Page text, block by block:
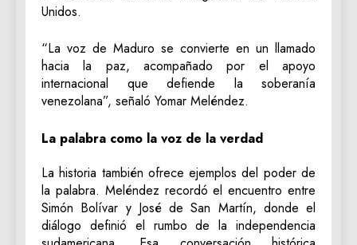
Unidos.
“La voz de Maduro se convierte en un llamado
hacia la paz, acompañado por el apoyo
internacional que defiende la soberanía
venezolana”, señaló Yomar Meléndez.
La palabra como la voz de la verdad
La historia también ofrece ejemplos del poder de
la palabra. Meléndez recordó el encuentro entre
Simón Bolívar y José de San Martín, donde el
diálogo definió el rumbo de la independencia